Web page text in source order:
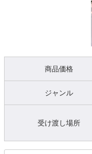
商品価格
ジャンル
受け渡し場所